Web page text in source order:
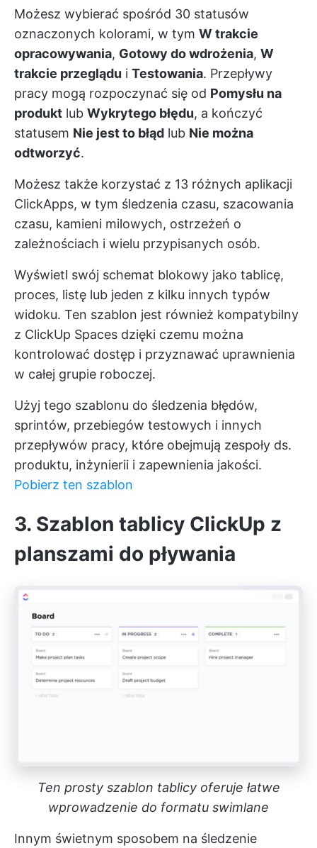
Możesz wybierać spośród 30 statusów
oznaczonych kolorami, w tym W trakcie
opracowywania, Gotowy do wdrożenia, W
trakcie przeglądu i Testowania. Przepływy
pracy mogą rozpoczynać się od Pomysłu na
produkt lub Wykrytego błędu, a kończyć
statusem Nie jest to błąd lub Nie można
odtworzyć.
Możesz także korzystać z 13 różnych aplikacji
ClickApps, w tym śledzenia czasu, szacowania
czasu, kamieni milowych, ostrzeżeń o
zależnościach i wielu przypisanych osób.
Wyświetl swój schemat blokowy jako tablicę,
proces, listę lub jeden z kilku innych typów
widoku. Ten szablon jest również kompatybilny
z ClickUp Spaces dzięki czemu można
kontrolować dostęp i przyznawać uprawnienia
w całej grupie roboczej.
Użyj tego szablonu do śledzenia błędów,
sprintów, przebiegów testowych i innych
przepływów pracy, które obejmują zespoły ds.
produktu, inżynierii i zapewnienia jakości.
Pobierz ten szablon
3. Szablon tablicy ClickUp z
planszami do pływania
Ten prosty szablon tablicy oferuje łatwe
wprowadzenie do formatu swimlane
Innym świetnym sposobem na śledzenie